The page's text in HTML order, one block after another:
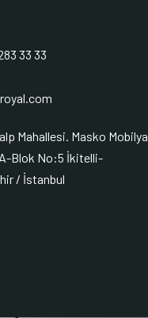
33 33
Mahallesi. Masko Mobilya
A-Blok No:5 İkitelli-
/ İstanbul